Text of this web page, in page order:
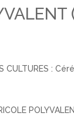
CULTURES :